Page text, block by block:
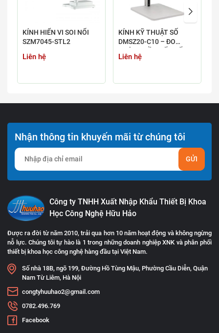
KÍNH HIỂN VI SOI NỔI
SZM7045-STL2
Liên hệ
KÍNH KỸ THUẬT SỐ
DMSZ20-C10 – ĐO
MÁY TÍNH
Liên hệ
Nhận thông tin khuyến mãi từ chúng tôi
GỬI
Công ty TNHH Xuất Nhập Khẩu Thiết Bị Khoa
Học Công Nghệ Hữu Hảo
Được ra đời từ năm 2010, trải qua hơn 10 năm hoạt động và không ngừng
nỗ lực. Chúng tôi tự hào là 1 trong những doanh nghiệp XNK và phân phối
thiết bị khoa học công nghệ hàng đầu tại Việt Nam.
Số nhà 18B, ngõ 199, Đường Hồ Tùng Mậu, Phường Cầu Diễn, Quận
Nam Từ Liêm, Hà Nội
congtyhuuhao2@gmail.com
0782.496.769
Facebook